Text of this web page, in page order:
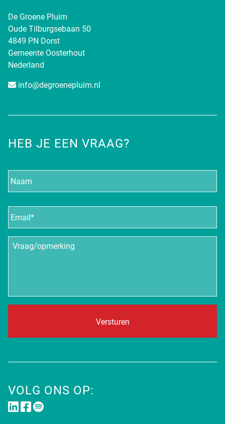
De Groene Pluim
Oude Tilburgsebaan 50
4849 PN Dorst
Gemeente Oosterhout
Nederland
info@degroenepluim.nl
HEB JE EEN VRAAG?
E-
mailadres
Vraag/opmerking
VOLG ONS OP: